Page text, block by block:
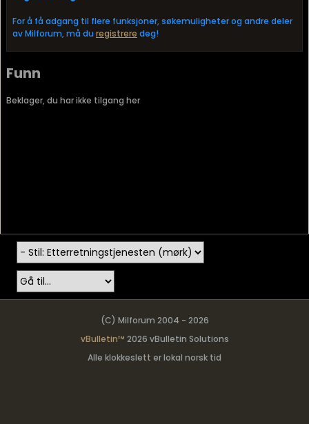
For å få adgang til flere funksjoner, søkemuligheter og andre deler
av Milforum, må du registrere deg!
Funn
Beklager, du har ikke tilgang her
(C) Milforum 2004 - 2026
vBulletin™ 2026 vBulletin Solutions
Alle klokkeslett er lokal norsk tid